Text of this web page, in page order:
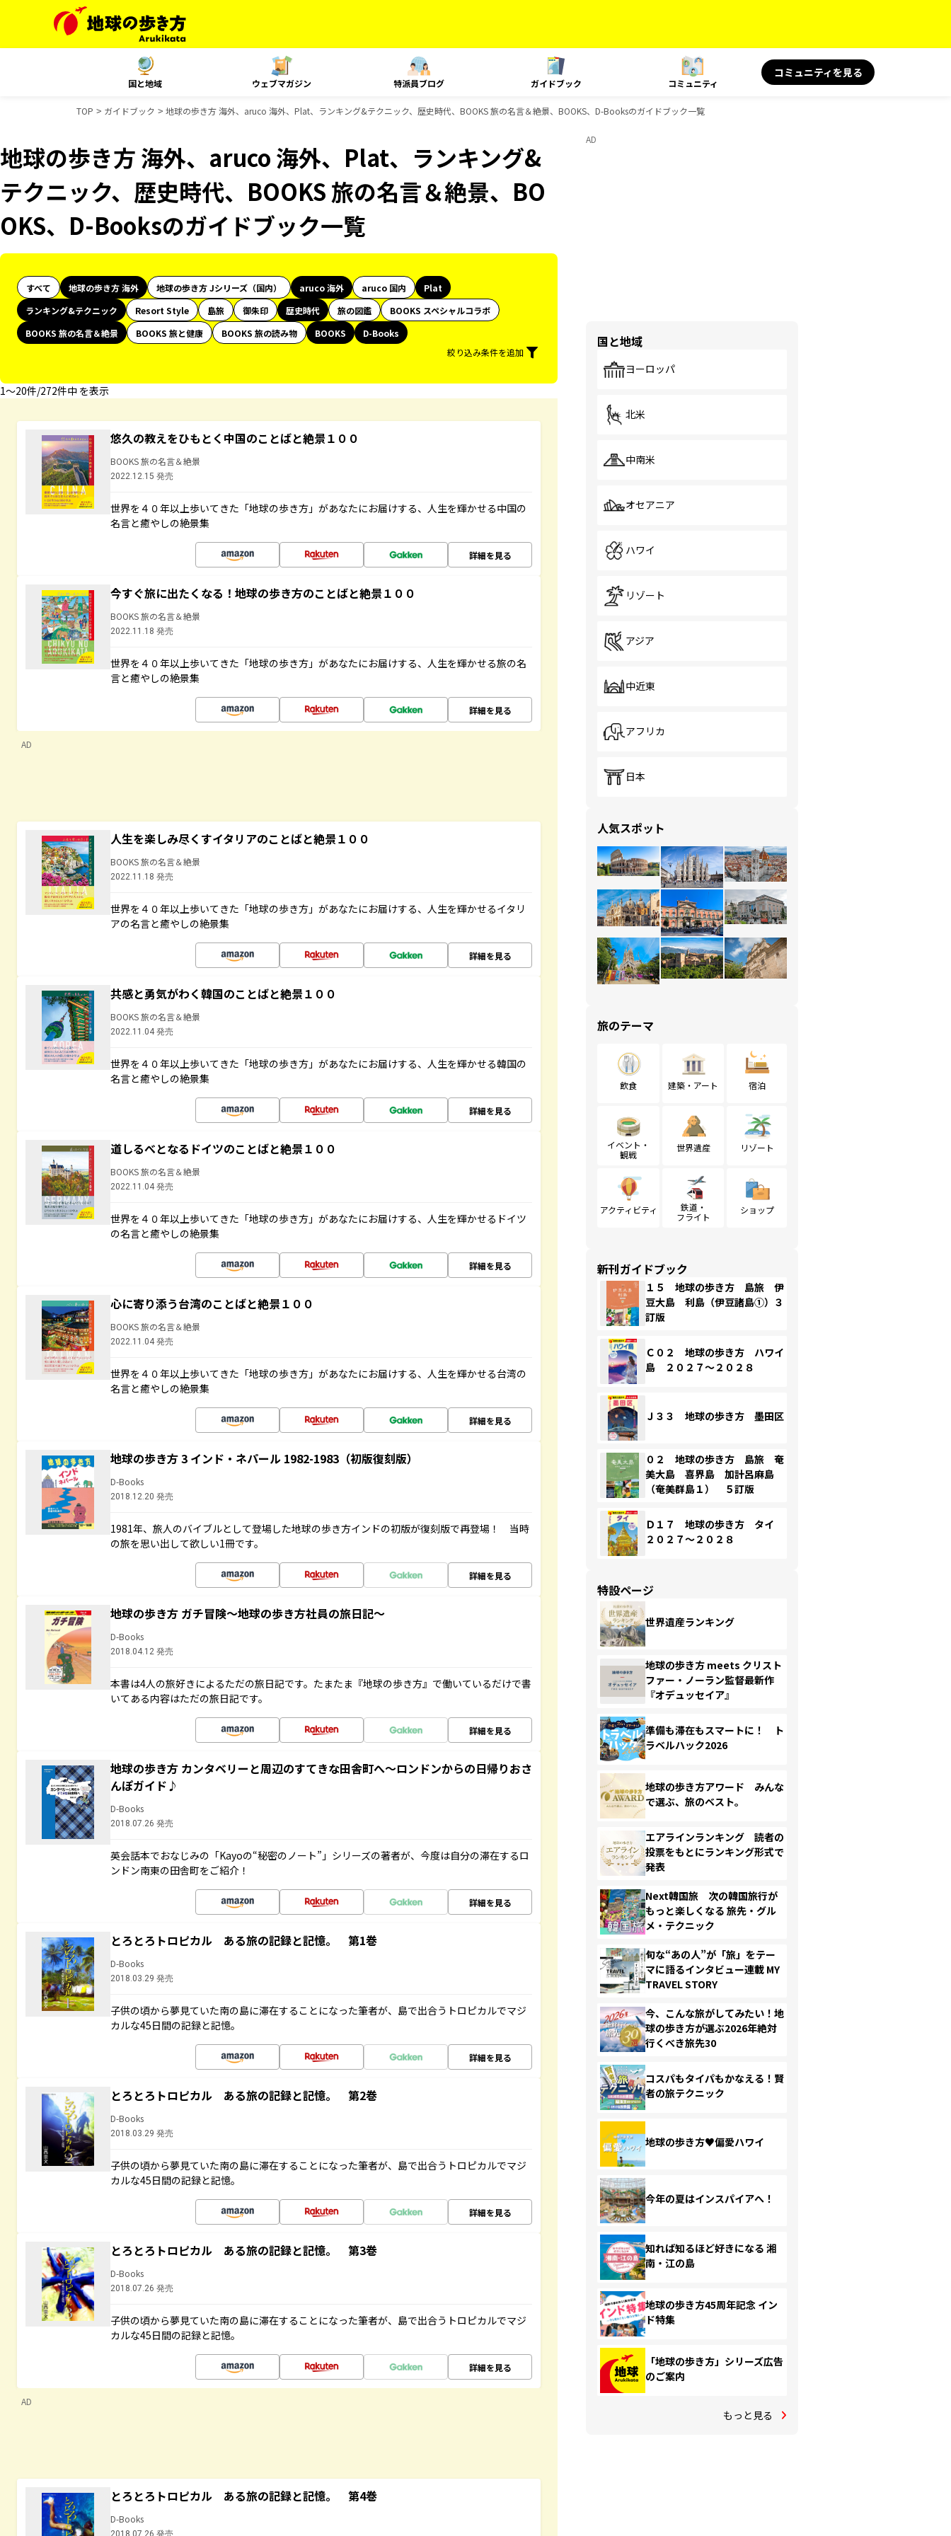
国と地域 ウェブマガジン 特派員ブログ ガイドブック コミュニティ
コミュニティを見る
TOP ガイドブック 地球の歩き方 海外、aruco 海外、Plat、ランキング&テクニック、歴史時代、BOOKS 旅の名言＆絶景、BOOKS、D-Booksのガイドブック一覧
地球の歩き方 海外、aruco 海外、Plat、ランキング&
テクニック、歴史時代、BOOKS 旅の名言＆絶景、BO
OKS、D-Booksのガイドブック一覧
すべて 地球の歩き方 海外 地球の歩き方 Jシリーズ（国内） aruco 海外 aruco 国内
Plat
ランキング&テクニック
Resort Style 島旅 御朱印 歴史時代 旅の図鑑
BOOKS スペシャルコラボ
BOOKS 旅の名言＆絶景
BOOKS 旅と健康 BOOKS 旅の読み物 BOOKS
D-Books
絞り込み条件を追加
1〜20件/272件中 を表示
悠久の教えをひもとく中国のことばと絶景１００
BOOKS 旅の名言＆絶景
2022.12.15 発売
世界を４０年以上歩いてきた「地球の歩き方」があなたにお届けする、人生を輝かせる中国の
名言と癒やしの絶景集
詳細を見る
今すぐ旅に出たくなる！地球の歩き方のことばと絶景１００
BOOKS 旅の名言＆絶景
2022.11.18 発売
世界を４０年以上歩いてきた「地球の歩き方」があなたにお届けする、人生を輝かせる旅の名
言と癒やしの絶景集
詳細を見る
AD
人生を楽しみ尽くすイタリアのことばと絶景１００
BOOKS 旅の名言＆絶景
2022.11.18 発売
世界を４０年以上歩いてきた「地球の歩き方」があなたにお届けする、人生を輝かせるイタリ
アの名言と癒やしの絶景集
詳細を見る
共感と勇気がわく韓国のことばと絶景１００
BOOKS 旅の名言＆絶景
2022.11.04 発売
世界を４０年以上歩いてきた「地球の歩き方」があなたにお届けする、人生を輝かせる韓国の
名言と癒やしの絶景集
詳細を見る
道しるべとなるドイツのことばと絶景１００
BOOKS 旅の名言＆絶景
2022.11.04 発売
世界を４０年以上歩いてきた「地球の歩き方」があなたにお届けする、人生を輝かせるドイツ
の名言と癒やしの絶景集
詳細を見る
心に寄り添う台湾のことばと絶景１００
BOOKS 旅の名言＆絶景
2022.11.04 発売
世界を４０年以上歩いてきた「地球の歩き方」があなたにお届けする、人生を輝かせる台湾の
名言と癒やしの絶景集
詳細を見る
地球の歩き方 3 インド・ネパール 1982-1983（初版復刻版）
D-Books
2018.12.20 発売
1981年、旅人のバイブルとして登場した地球の歩き方インドの初版が復刻版で再登場！ 当時
の旅を思い出して欲しい1冊です。
詳細を見る
地球の歩き方 ガチ冒険～地球の歩き方社員の旅日記～
D-Books
2018.04.12 発売
本書は4人の旅好きによるただの旅日記です。たまたま『地球の歩き方』で働いているだけで書
いてある内容はただの旅日記です。
詳細を見る
地球の歩き方 カンタベリーと周辺のすてきな田舎町へ～ロンドンからの日帰りおさ
んぽガイド♪
D-Books
2018.07.26 発売
英会話本でおなじみの「Kayoの“秘密のノート”」シリーズの著者が、今度は自分の滞在するロ
ンドン南東の田舎町をご紹介！
詳細を見る
とろとろトロピカル ある旅の記録と記憶。 第1巻
D-Books
2018.03.29 発売
子供の頃から夢見ていた南の島に滞在することになった筆者が、島で出合うトロピカルでマジ
カルな45日間の記録と記憶。
詳細を見る
とろとろトロピカル ある旅の記録と記憶。 第2巻
D-Books
2018.03.29 発売
子供の頃から夢見ていた南の島に滞在することになった筆者が、島で出合うトロピカルでマジ
カルな45日間の記録と記憶。
詳細を見る
とろとろトロピカル ある旅の記録と記憶。 第3巻
D-Books
2018.07.26 発売
子供の頃から夢見ていた南の島に滞在することになった筆者が、島で出合うトロピカルでマジ
カルな45日間の記録と記憶。
詳細を見る
AD
とろとろトロピカル ある旅の記録と記憶。 第4巻
D-Books
2018.07.26 発売
AD
国と地域
ヨーロッパ
北米
中南米
オセアニア
ハワイ
リゾート
アジア
中近東
アフリカ
日本
人気スポット
旅のテーマ
飲食 建築・アート 宿泊
イベント・
観戦
世界遺産 リゾート
アクティビティ
鉄道・
フライト
ショップ
新刊ガイドブック
１５ 地球の歩き方 島旅 伊
豆大島 利島（伊豆諸島①）３
訂版
Ｃ０２ 地球の歩き方 ハワイ
島 ２０２７～２０２８
Ｊ３３ 地球の歩き方 墨田区
０２ 地球の歩き方 島旅 奄
美大島 喜界島 加計呂麻島
（奄美群島１） ５訂版
Ｄ１７ 地球の歩き方 タイ
２０２７～２０２８
特設ページ
世界遺産ランキング
地球の歩き方 meets クリスト
ファー・ノーラン監督最新作
『オデュッセイア』
準備も滞在もスマートに！ ト
ラベルハック2026
地球の歩き方アワード みんな
で選ぶ、旅のベスト。
エアラインランキング 読者の
投票をもとにランキング形式で
発表
Next韓国旅 次の韓国旅行が
もっと楽しくなる 旅先・グル
メ・テクニック
旬な“あの人”が「旅」をテー
マに語るインタビュー連載 MY
TRAVEL STORY
今、こんな旅がしてみたい！地
球の歩き方が選ぶ2026年絶対
行くべき旅先30
コスパもタイパもかなえる！賢
者の旅テクニック
地球の歩き方♥偏愛ハワイ
今年の夏はインスパイアへ！
知れば知るほど好きになる 湘
南・江の島
地球の歩き方45周年記念 イン
ド特集
「地球の歩き方」シリーズ広告
のご案内
もっと見る